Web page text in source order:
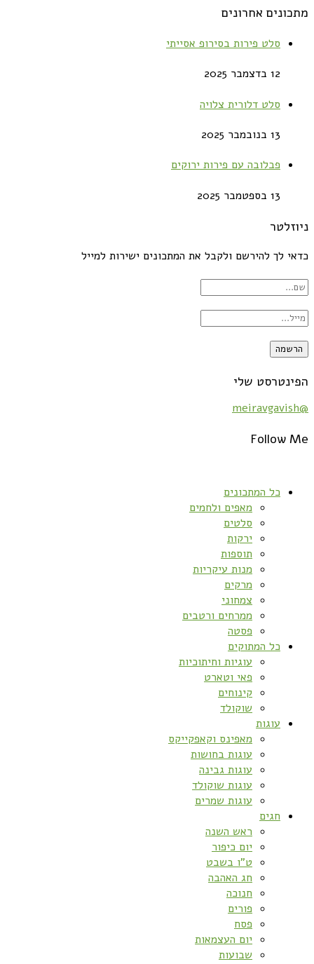
מתכונים אחרונים
סלט פירות בסירופ אסייתי
12 בדצמבר 2025
סלט דלורית צלויה
13 בנובמבר 2025
פבלובה עם פירות ירוקים
13 בספטמבר 2025
ניוזלטר
כדאי לך להירשם ולקבל את המתכונים ישירות למייל
הפינטרסט שלי
@meiravgavish
Follow Me
כל המתכונים
מאפים ולחמים
סלטים
ירקות
תוספות
מנות עיקריות
מרקים
צמחוני
ממרחים ורטבים
פסטה
כל המתוקים
עוגיות וחיתוכיות
פאי וטארט
קינוחים
שוקולד
עוגות
מאפינס וקאפקייקס
עוגות בחושות
עוגות גבינה
עוגות שוקולד
עוגות שמרים
חגים
ראש השנה
יום כיפור
ט”ו בשבט
חג האהבה
חנוכה
פורים
פסח
יום העצמאות
שבועות